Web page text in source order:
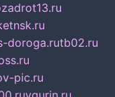
doroga.rutb02.ru
pic.ru